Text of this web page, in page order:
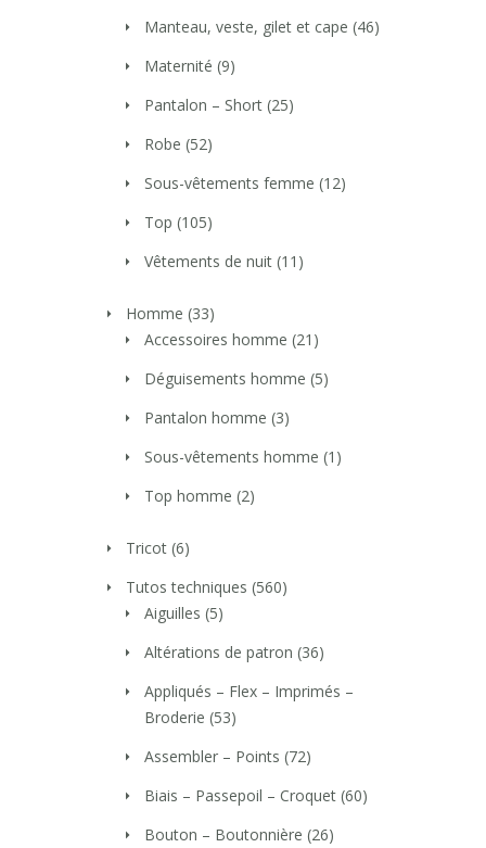
Manteau, veste, gilet et cape (46)
Maternité (9)
Pantalon – Short (25)
Robe (52)
Sous-vêtements femme (12)
Top (105)
Vêtements de nuit (11)
Homme (33)
Accessoires homme (21)
Déguisements homme (5)
Pantalon homme (3)
Sous-vêtements homme (1)
Top homme (2)
Tricot (6)
Tutos techniques (560)
Aiguilles (5)
Altérations de patron (36)
Appliqués – Flex – Imprimés –
Broderie (53)
Assembler – Points (72)
Biais – Passepoil – Croquet (60)
Bouton – Boutonnière (26)